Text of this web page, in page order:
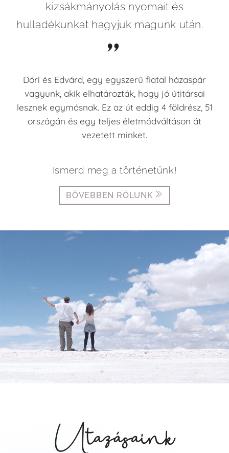
kizsákmányolás nyomait és
hulladékunkat hagyjuk magunk után.
Dóri és Edvárd, egy egyszerű fiatal házaspár
vagyunk, akik elhatározták, hogy jó útitársai
lesznek egymásnak. Ez az út eddig 4 földrész, 51
országán és egy teljes életmódváltáson át
vezetett minket.
Ismerd meg a történetünk!
BŐVEBBEN RÓLUNK
Utazásaink